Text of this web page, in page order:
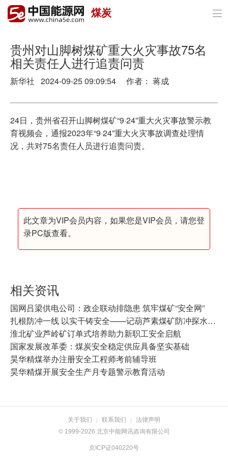
首页
政策与经济
油气
电力
新能源
煤炭 
贵州对山脚树煤矿重大火灾事故75名
相关责任人进行追责问责
新华社 2024-09-25 09:09:54 作者： 蒋成
24日，贵州省召开山脚树煤矿“9·24”重大火灾事故警示教
育视频会，通报2023年“9·24”重大火灾事故调查处理情
况，共对75名责任人员进行追责问责。
此文章为VIP会员内容，如果您是VIP会员，请您登
录PC版查看。
相关资讯
国网吕梁供电公司：政企联动排隐患 筑牢煤矿“安全网”
扎根防冲一线 以实干铸安全——记葫芦素煤矿防冲探水队班长刘俊
淮北矿业芦岭矿订单式培养助力新职工安全启航
国家发展改革委：煤炭安全稳定供应具备坚实基础
昊华精煤举办注册安全工程师考前辅导班
昊华精煤开展安全生产月专题警示教育活动
关于我们 | 联系我们 |
法律声明
© 1999-2026 北京中能网讯咨询有限公司
京ICP证040220号